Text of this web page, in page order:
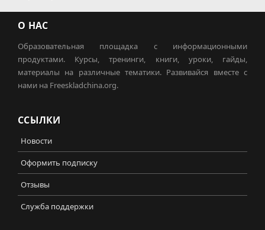
О НАС
Образовательная площадка с информационными
продуктами. Курсы, тренинги, книги, уроки, гайды,
материалы на различные тематики. Развивайся вместе с
нами на Freeskladchina.org.
ССЫЛКИ
Новости
Оформить подписку
Отзывы
Служба поддержки